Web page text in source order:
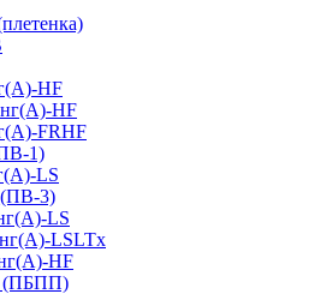
HF
HF
FRHF
1)
LS
3)
LS
LSLTx
HF